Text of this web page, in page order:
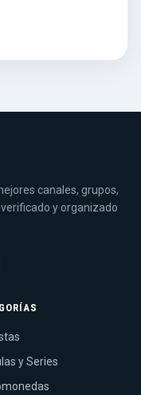
canales, grupos,
y organizado
y Series